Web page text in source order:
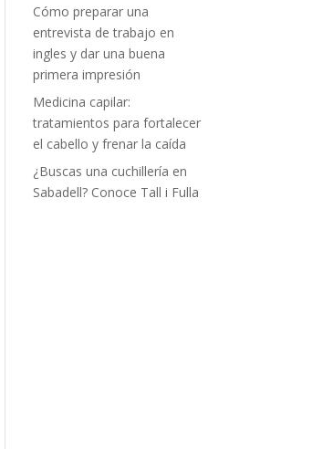
Cómo preparar una
entrevista de trabajo en
ingles y dar una buena
primera impresión
Medicina capilar:
tratamientos para fortalecer
el cabello y frenar la caída
¿Buscas una cuchillería en
Sabadell? Conoce Tall i Fulla